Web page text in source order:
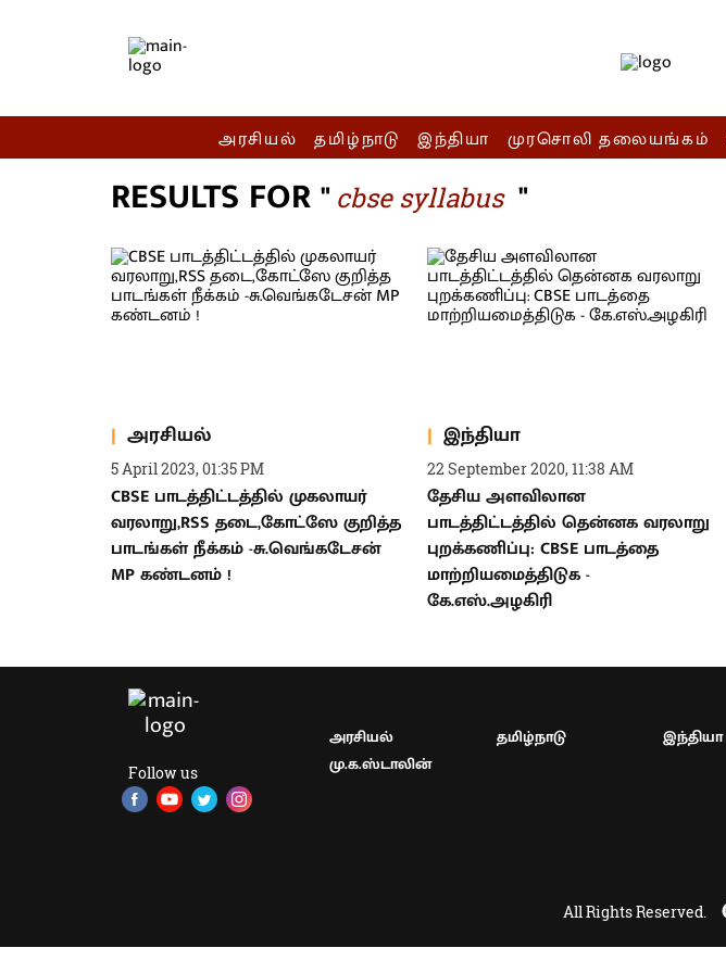
அரசியல் தமிழ்நாடு இந்தியா முரசொலி தலையங்கம்
RESULTS FOR " cbse syllabus "
அரசியல்
5 April 2023, 01:35 PM
CBSE பாடத்திட்டத்தில் முகலாயர்
வரலாறு,RSS தடை,கோட்ஸே குறித்த
பாடங்கள் நீக்கம் -சு.வெங்கடேசன்
MP கண்டனம் !
இந்தியா
22 September 2020, 11:38 AM
தேசிய அளவிலான
பாடத்திட்டத்தில் தென்னக வரலாறு
புறக்கணிப்பு: CBSE பாடத்தை
மாற்றியமைத்திடுக -
கே.எஸ்.அழகிரி
Follow us
அரசியல் தமிழ்நாடு இந்தியா
மு.க.ஸ்டாலின்
All Rights Reserved.